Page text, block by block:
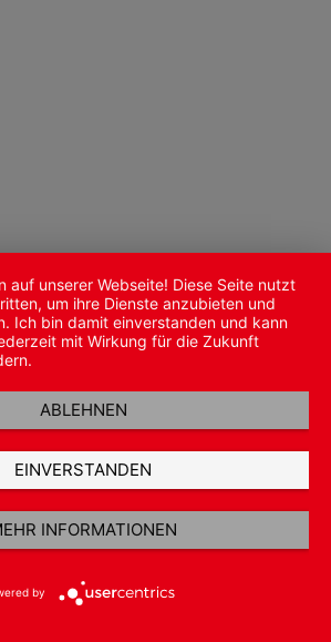
auf unserer Webseite! Diese Seite nutzt
um ihre Dienste anzubieten und
Ich bin damit einverstanden und kann
mit Wirkung für die Zukunft
ABLEHNEN
EINVERSTANDEN
INFORMATIONEN
by